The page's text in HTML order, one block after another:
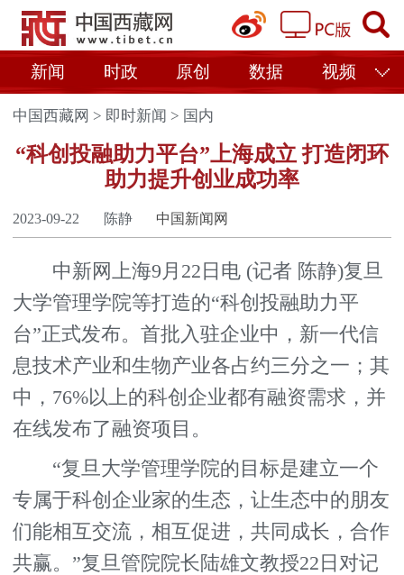
新闻 时政 原创 数据 视频
中国西藏网 > 即时新闻 > 国内
“科创投融助力平台”上海成立 打造闭环
助力提升创业成功率
2023-09-22 陈静 中国新闻网
中新网上海9月22日电 (记者 陈静)复旦
大学管理学院等打造的“科创投融助力平
台”正式发布。首批入驻企业中，新一代信
息技术产业和生物产业各占约三分之一；其
中，76%以上的科创企业都有融资需求，并
在线发布了融资项目。
“复旦大学管理学院的目标是建立一个
专属于科创企业家的生态，让生态中的朋友
们能相互交流，相互促进，共同成长，合作
共赢。”复旦管院院长陆雄文教授22日对记